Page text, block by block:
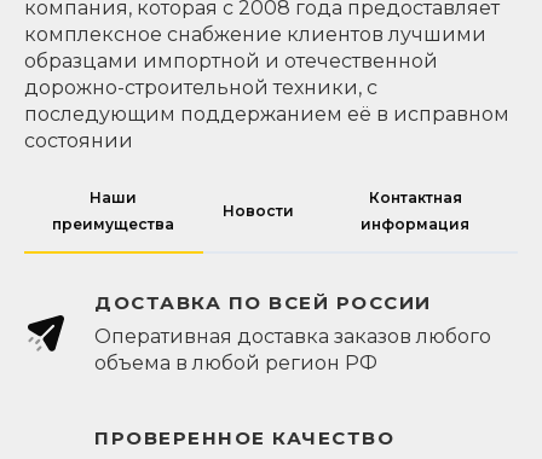
компания, которая с 2008 года предоставляет
комплексное снабжение клиентов лучшими
образцами импортной и отечественной
дорожно-строительной техники, с
последующим поддержанием её в исправном
состоянии
Наши
преимущества
Новости
Контактная
информация
ДОСТАВКА ПО ВСЕЙ РОССИИ
Оперативная доставка заказов любого
объема в любой регион РФ
ПРОВЕРЕННОЕ КАЧЕСТВО